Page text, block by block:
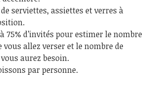
serviettes, assiettes et verres à
75% d’invités pour estimer le nombre
vous allez verser et le nombre de
aurez besoin.
par personne.